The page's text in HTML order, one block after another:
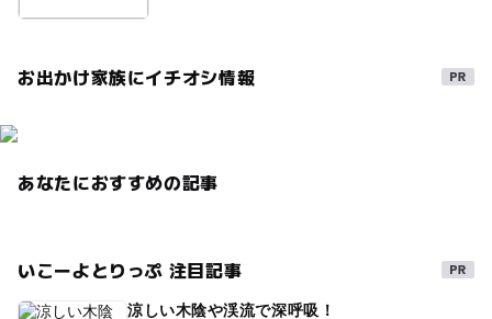
お出かけ家族にイチオシ情報
あなたにおすすめの記事
いこーよとりっぷ 注目記事
涼しい木陰や渓流で深呼吸！